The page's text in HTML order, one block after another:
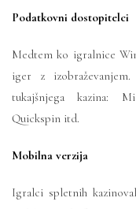
Podatkovni dostopitelci
Medtem ko igralnice
iger z
tukajšnjega kazina:
Quickspin itd.
Mobilna verzija
Igralci spletnih